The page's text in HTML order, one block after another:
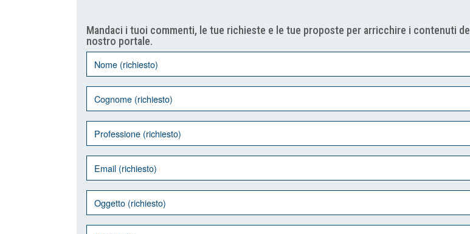
Mandaci i tuoi commenti, le tue richieste e le tue proposte per arricchire i contenuti del
nostro portale.